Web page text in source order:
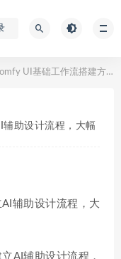
UI基础工作流搭建方法，建立AI辅助设计流程，大幅提升出图效率
助设计流程，大幅
辅助设计流程，大